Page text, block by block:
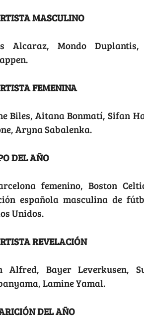
MASCULINO
Alcaraz, Mondo
FEMENINA
Biles, Aitana Bonmatí, Sifan
Aryna Sabalenka.
DEL AÑO
femenino, Boston
española masculina de
Unidos.
REVELACIÓN
Alfred, Bayer Leverkusen,
Lamine Yamal.
DEL AÑO